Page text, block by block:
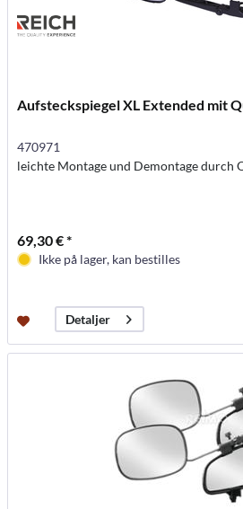
Aufsteckspiegel XL Extended mit
470971
leichte Montage und Demontage durch
69,30 € *
Ikke på lager, kan bestilles
Detaljer